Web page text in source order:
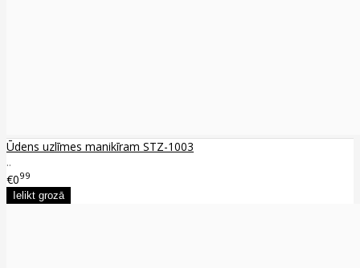
Ūdens uzlīmes manikīram STZ-1003
..
€099